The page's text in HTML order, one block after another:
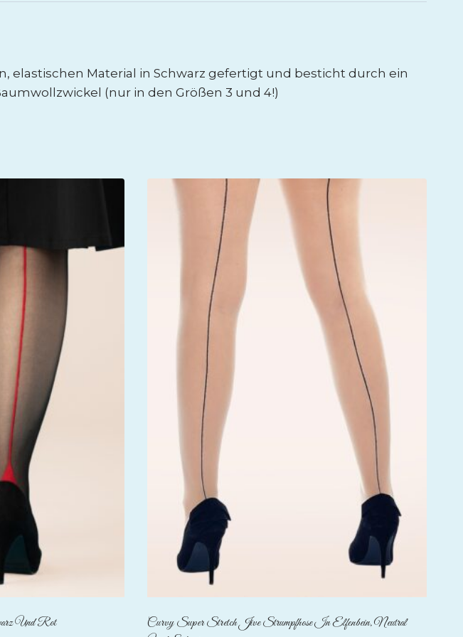
elastischen Material in Schwarz gefertigt und besticht durch ein
(nur in den Größen 3 und 4!)
Und Rot
Curvy Super Stretch Jive Strumpfhose In Elfenbein, Neutral